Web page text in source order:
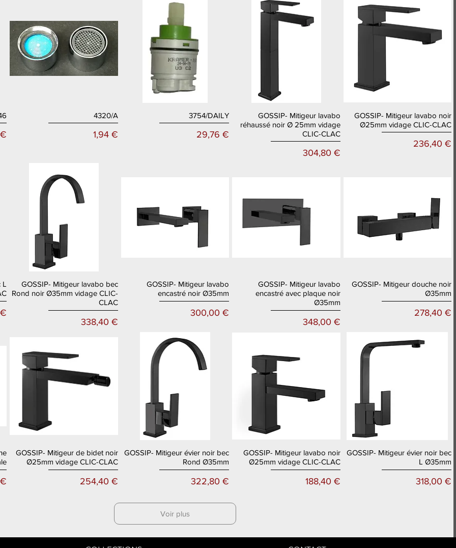
4320/A
Prix
1,94 €
Aperçu rapide3754/DAILY
Prix
29,76 €
Aperçu rapide
GOSSIP- Mitigeur lavabo
réhaussé noir Ø 25mm vidage
CLIC-CLAC
Prix
304,80 €
Aperçu rapide
GOSSIP- Mitigeur lavabo noir
Ø25mm vidage CLIC-CLAC
Prix
236,40 €
L
Aperçu rapide
GOSSIP- Mitigeur lavabo bec
Rond noir Ø35mm vidage CLIC-
CLAC
Prix
338,40 €
Aperçu rapide
GOSSIP- Mitigeur lavabo
encastré noir Ø35mm
Prix
300,00 €
Aperçu rapide
GOSSIP- Mitigeur lavabo
encastré avec plaque noir
Ø35mm
Prix
348,00 €
Aperçu rapide
GOSSIP- Mitigeur douche noir
Ø35mm
Prix
278,40 €
Aperçu rapide
GOSSIP- Mitigeur de bidet noir
Ø25mm vidage CLIC-CLAC
Prix
254,40 €
Aperçu rapide
GOSSIP- Mitigeur évier noir bec
Rond Ø35mm
Prix
322,80 €
Aperçu rapide
GOSSIP- Mitigeur lavabo noir
Ø25mm vidage CLIC-CLAC
Prix
188,40 €
Aperçu rapide
GOSSIP- Mitigeur évier noir bec
L Ø35mm
Prix
318,00 €
Voir plus